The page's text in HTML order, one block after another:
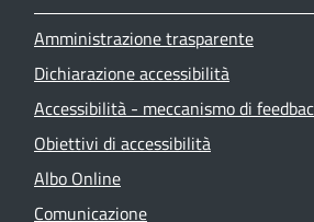
Amministrazione trasparente
Dichiarazione accessibilità
Accessibilità - meccanismo di
Obiettivi di accessibilità
Albo Online
Comunicazione